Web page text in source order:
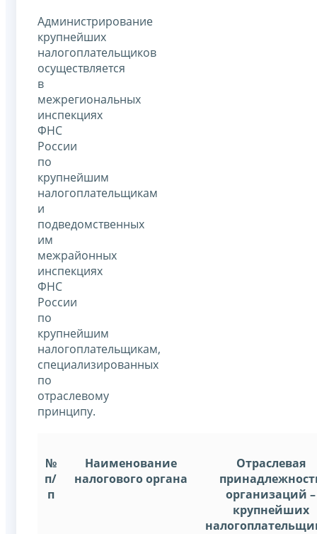
Администрирование
крупнейших
налогоплательщиков
осуществляется
в
межрегиональных
инспекциях
ФНС
России
по
крупнейшим
налогоплательщикам
и
подведомственных
им
межрайонных
инспекциях
ФНС
России
по
крупнейшим
налогоплательщикам,
специализированных
по
отраслевому
принципу.
№
п/
п
Наименование
налогового органа
Отраслевая
организаций –
крупнейших